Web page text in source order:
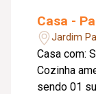
Casa -
Jardim
Casa com:
Cozinha
sendo 01